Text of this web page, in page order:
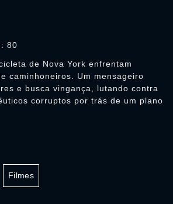
80
de Nova York enfrentam
caminhoneiros. Um mensageiro
e busca vingança, lutando contra
corruptos por trás de um plano
Filmes